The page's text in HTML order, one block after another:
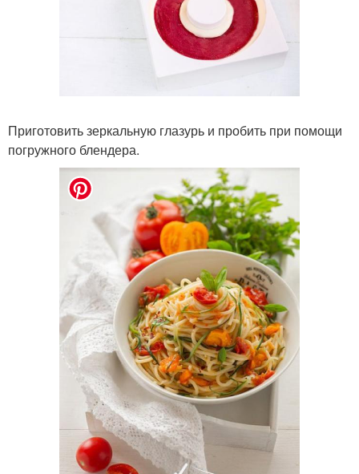
Приготовить зеркальную глазурь и пробить при помощи
погружного блендера.